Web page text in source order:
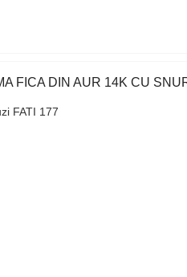
FICA DIN AUR 14K CU
FATI 177